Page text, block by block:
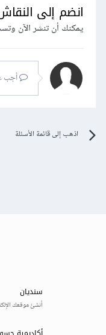
انضم إلى
يمكنك أن تنشر الآن
أجب
اذهب إلى قائمة الأسئلة